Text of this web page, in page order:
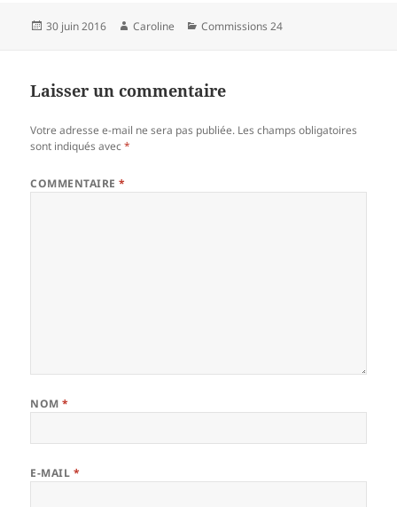
Publié
30 juin 2016 Auteur
Caroline Catégories
Commissions 24
Laisser un commentaire
Votre adresse e-mail ne sera pas publiée. Les champs obligatoires
sont indiqués avec*
COMMENTAIRE*
NOM*
E-MAIL *